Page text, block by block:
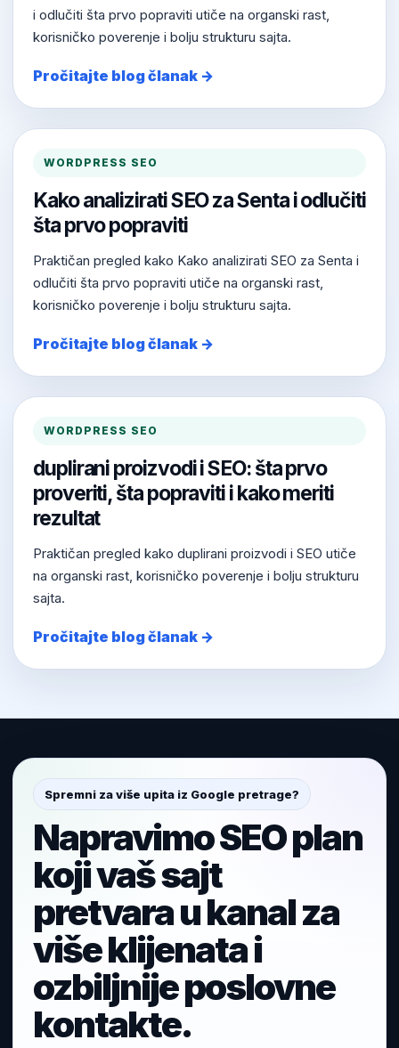
i odlučiti šta prvo popraviti utiče na organski rast,
korisničko poverenje i bolju strukturu sajta.
Pročitajte blog članak →
WORDPRESS SEO
Kako analizirati SEO za Senta i odlučiti
šta prvo popraviti
Praktičan pregled kako Kako analizirati SEO za Senta i
odlučiti šta prvo popraviti utiče na organski rast,
korisničko poverenje i bolju strukturu sajta.
Pročitajte blog članak →
WORDPRESS SEO
duplirani proizvodi i SEO: šta prvo
proveriti, šta popraviti i kako meriti
rezultat
Praktičan pregled kako duplirani proizvodi i SEO utiče
na organski rast, korisničko poverenje i bolju strukturu
sajta.
Pročitajte blog članak →
Spremni za više upita iz Google pretrage?
Napravimo SEO plan
koji vaš sajt
pretvara u kanal za
više klijenata i
ozbiljnije poslovne
kontakte.